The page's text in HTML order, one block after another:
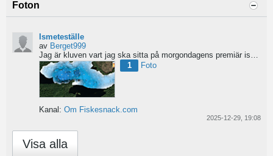
Foton
Ismeteställe
av Berget999
Jag är kluven vart jag ska sitta på morgondagens premiär ismete tur. Ge gärna tips på vart ni hade satt...
1
Foto
Kanal: Om Fiskesnack.com
2025-12-29, 19:08
Visa alla